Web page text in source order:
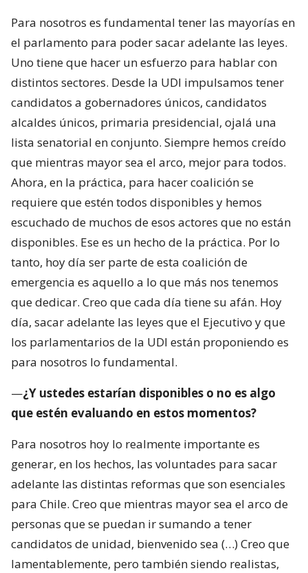
Para nosotros es fundamental tener las mayorías en
el parlamento para poder sacar adelante las leyes.
Uno tiene que hacer un esfuerzo para hablar con
distintos sectores. Desde la UDI impulsamos tener
candidatos a gobernadores únicos, candidatos
alcaldes únicos, primaria presidencial, ojalá una
lista senatorial en conjunto. Siempre hemos creído
que mientras mayor sea el arco, mejor para todos.
Ahora, en la práctica, para hacer coalición se
requiere que estén todos disponibles y hemos
escuchado de muchos de esos actores que no están
disponibles. Ese es un hecho de la práctica. Por lo
tanto, hoy día ser parte de esta coalición de
emergencia es aquello a lo que más nos tenemos
que dedicar. Creo que cada día tiene su afán. Hoy
día, sacar adelante las leyes que el Ejecutivo y que
los parlamentarios de la UDI están proponiendo es
para nosotros lo fundamental.
—¿Y ustedes estarían disponibles o no es algo
que estén evaluando en estos momentos?
Para nosotros hoy lo realmente importante es
generar, en los hechos, las voluntades para sacar
adelante las distintas reformas que son esenciales
para Chile. Creo que mientras mayor sea el arco de
personas que se puedan ir sumando a tener
candidatos de unidad, bienvenido sea (…) Creo que
lamentablemente, pero también siendo realistas,